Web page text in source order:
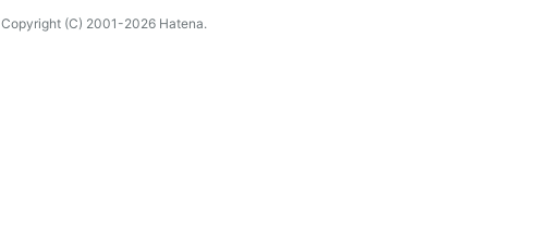
Copyright (C) 2001-2026 Hatena.